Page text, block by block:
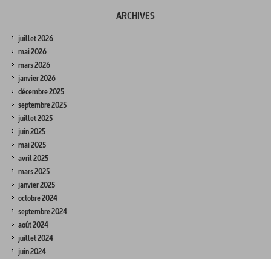
ARCHIVES
juillet 2026
mai 2026
mars 2026
janvier 2026
décembre 2025
septembre 2025
juillet 2025
juin 2025
mai 2025
avril 2025
mars 2025
janvier 2025
octobre 2024
septembre 2024
août 2024
juillet 2024
juin 2024